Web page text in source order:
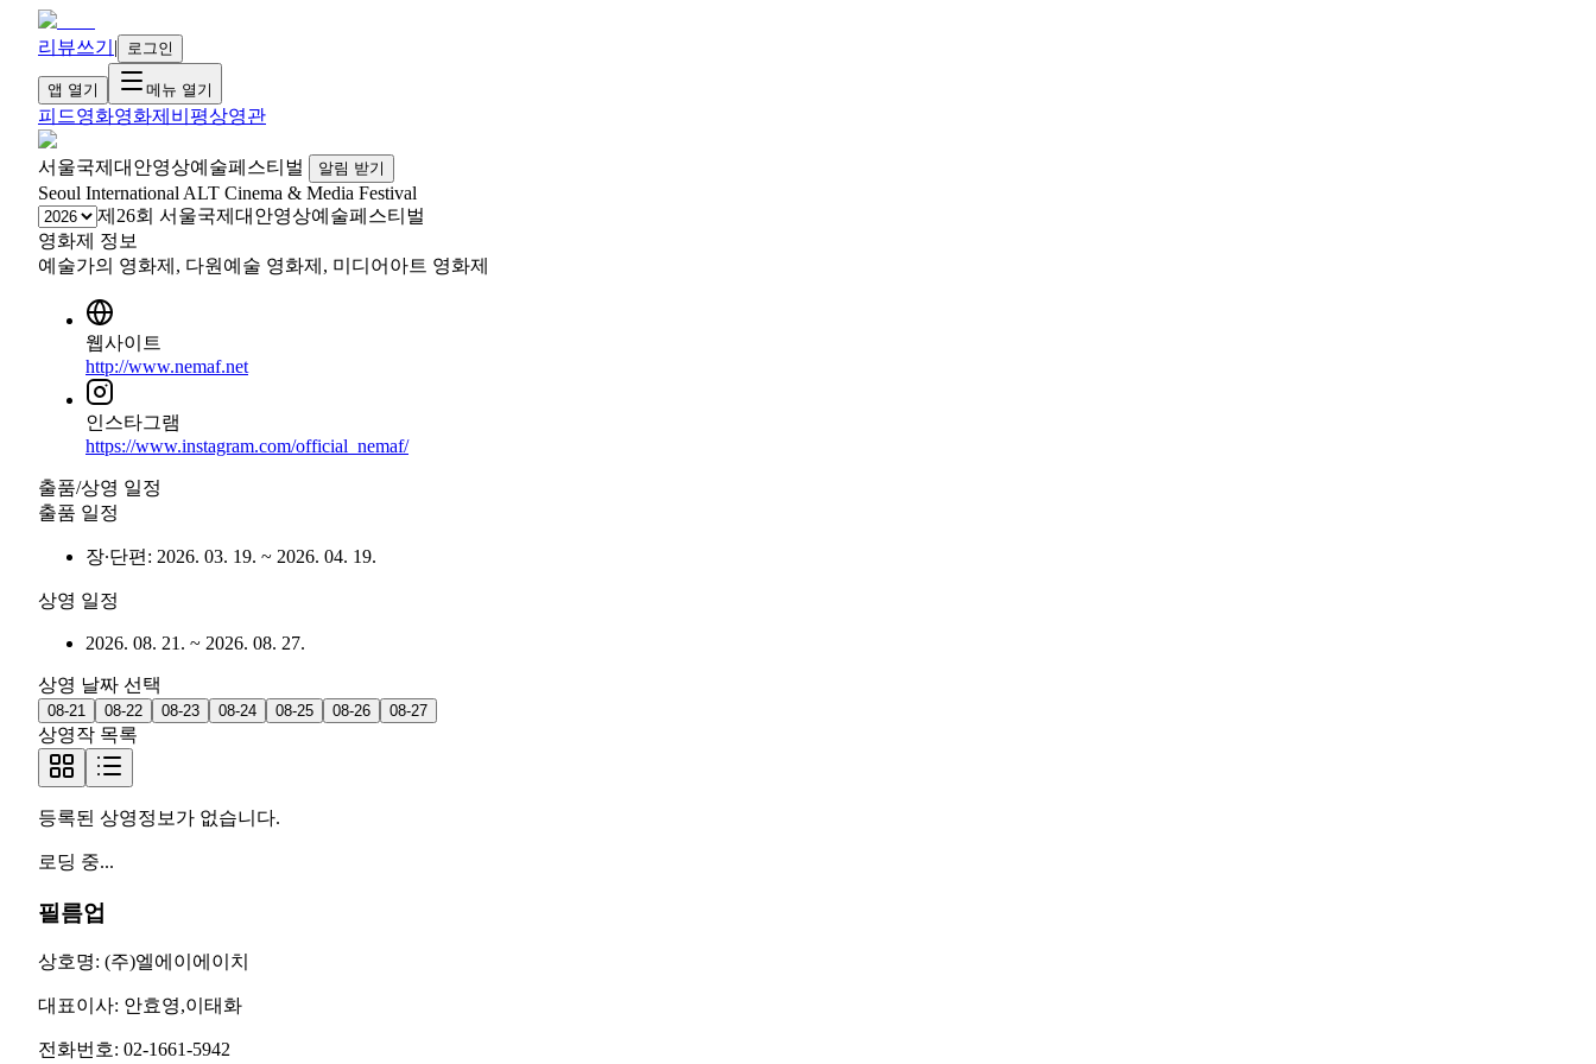
리뷰쓰기 | 로그인
앱 열기 메뉴 열기
피드영화영화제 비평상영관
서울국제대안영상예술페스티벌 알림 받기
Seoul International ALT Cinema & Media Festival
제26회 서울국제대안영상예술페스티벌
영화제 정보
예술가의 영화제, 다원예술 영화제, 미디어아트 영화제
웹사이트
http://www.nemaf.net
인스타그램
https://www.instagram.com/official_nemaf/
출품/상영 일정
출품 일정
장∙단편 : 2026. 03. 19. ~ 2026. 04. 19.
상영 일정
2026. 08. 21. ~ 2026. 08. 27.
상영 날짜 선택
08-21 08-22 08-23 08-24 08-25 08-26 08-27
상영작 목록
등록된 상영정보가 없습니다.
로딩 중...
필름업
상호명: (주)엘에이에이치
대표이사: 안효영,이태화
전화번호: 02-1661-5942